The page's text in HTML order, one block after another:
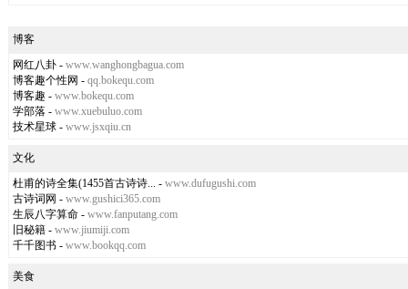
博客
网红八卦 - www.wanghongbagua.com
博客趣个性网 - qq.bokequ.com
博客趣 - www.bokequ.com
学部落 - www.xuebuluo.com
技术星球 - www.jsxqiu.cn
文化
杜甫的诗全集(1455首古诗诗... - www.dufugushi.com
古诗词网 - www.gushici365.com
生辰八字算命 - www.fanputang.com
旧秘籍 - www.jiumiji.com
千千图书 - www.bookqq.com
美食